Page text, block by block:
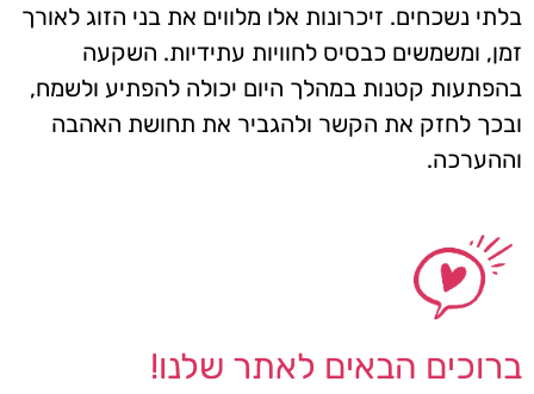
בלתי נשכחים. זיכרונות אלו מלווים את בני הזוג לאורך
זמן, ומשמשים כבסיס לחוויות עתידיות. השקעה
בהפתעות קטנות במהלך היום יכולה להפתיע ולשמח,
ובכך לחזק את הקשר ולהגביר את תחושת האהבה
וההערכה.
ברוכים הבאים לאתר שלנו!